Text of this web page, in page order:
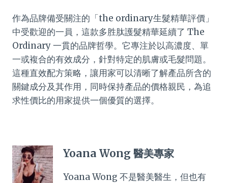
作為品牌備受關注的「the ordinary生髮精華評價」
中受歡迎的一員，這款多胜肽護髮精華延續了 The
Ordinary 一貫的品牌哲學。它專注於以高濃度、單
一或複合的有效成分，針對特定的肌膚或毛髮問題。
這種直效配方策略，讓用家可以清晰了解產品所含的
關鍵成分及其作用，同時保持產品的價格親民，為追
求性價比的用家提供一個優質的選擇。
Yoana Wong 醫美專家
Yoana Wong 不是醫美醫生，但也有